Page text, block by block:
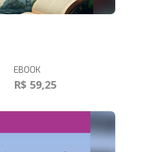
EBOOK
R$ 59,25